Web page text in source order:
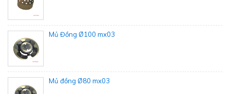
Mủ Đồng Ø100 mx03
Mủ đồng Ø80 mx03